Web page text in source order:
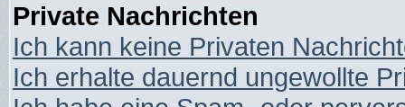
Private Nachrichten
Ich kann keine Privaten
Ich erhalte dauernd ungewollte